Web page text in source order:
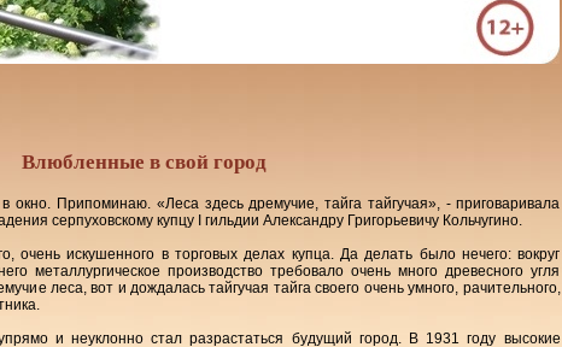
Влюбленные в свой город
окно. Припоминаю. «Леса здесь дремучие, тайга тайгучая», - приговаривала
серпуховскому купцу I гильдии Александру Григорьевичу Кольчугино.
очень искушенного в торговых делах купца. Да делать было нечего: вокруг
металлургическое производство требовало очень много древесного угля
леса, вот и дождалась тайгучая тайга своего очень умного, рачительного,
и неуклонно стал разрастаться будущий город. В 1931 году высокие